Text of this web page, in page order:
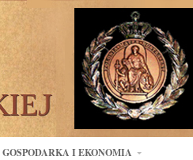
GOSPODARKA I EKONOMIA